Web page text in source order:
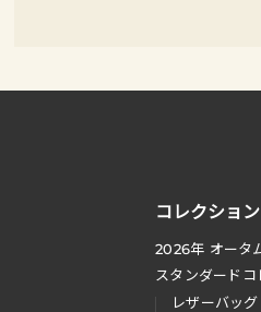
コレクション
2026年 オータ
スタンダードコ
レザーバッグ